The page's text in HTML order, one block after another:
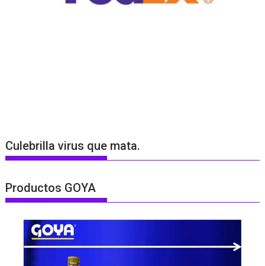
Culebrilla virus que mata.
Productos GOYA